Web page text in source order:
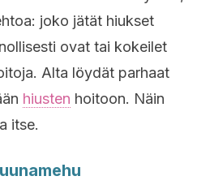
joko jätät hiukset
ovat tai kokeilet
Alta löydät parhaat
hiusten hoitoon. Näin
itse.